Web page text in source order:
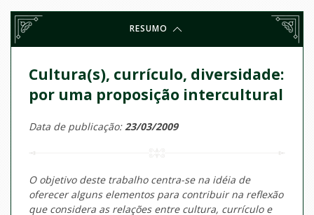
RESUMO
Cultura(s), currículo, diversidade:
por uma proposição intercultural
Data de publicação:23/03/2009
O objetivo deste trabalho centra-se na idéia de
oferecer alguns elementos para contribuir na reflexão
que considera as relações entre cultura, currículo e